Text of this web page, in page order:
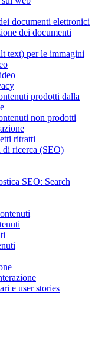
documenti elettronici
dei documenti
text) per le immagini
prodotti dalla
non prodotti
ritratti
ricerca (SEO)
SEO: Search
e user stories